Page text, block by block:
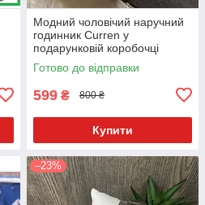
Модний чоловічий наручний
годинник Curren у
подарунковій коробочці
<unk> Стильний та якісний
годинник для чоловіків на
Готово до відправки
599 ₴ 800 ₴
Купити
–23%